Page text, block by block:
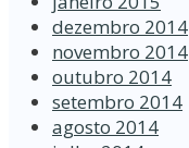
dezembro 2014
novembro 2014
outubro 2014
setembro 2014
agosto 2014